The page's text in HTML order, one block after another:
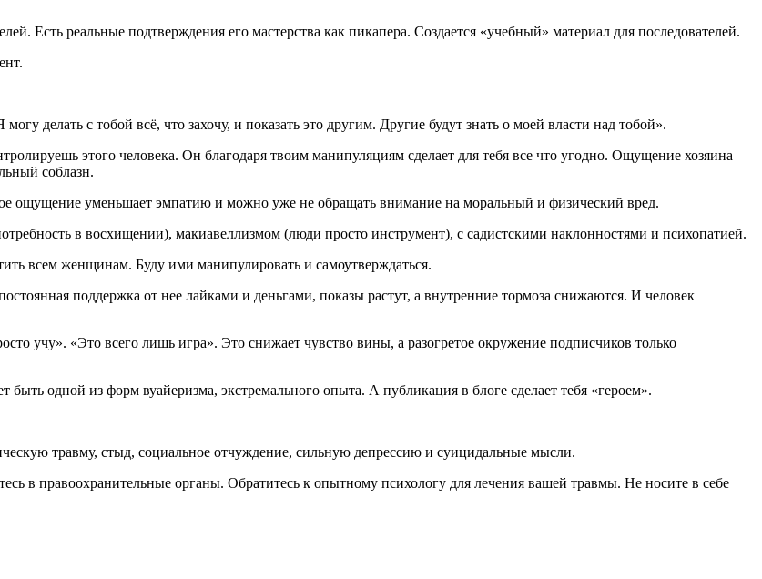
Есть реальные подтверждения его мастерства как пикапера. Создается «учебный» материал для последователей.
делать с тобой всё, что захочу, и показать это другим. Другие будут знать о моей власти над тобой».
этого человека. Он благодаря твоим манипуляциям сделает для тебя все что угодно. Ощущение хозяина
соблазн.
ощущение уменьшает эмпатию и можно уже не обращать внимание на моральный и физический вред.
в восхищении), макиавеллизмом (люди просто инструмент), с садистскими наклонностями и психопатией.
всем женщинам. Буду ими манипулировать и самоутверждаться.
поддержка от нее лайками и деньгами, показы растут, а внутренние тормоза снижаются. И человек
учу». «Это всего лишь игра». Это снижает чувство вины, а разогретое окружение подписчиков только
одной из форм вуайеризма, экстремального опыта. А публикация в блоге сделает тебя «героем».
травму, стыд, социальное отчуждение, сильную депрессию и суицидальные мысли.
в правоохранительные органы. Обратитесь к опытному психологу для лечения вашей травмы. Не носите в себе